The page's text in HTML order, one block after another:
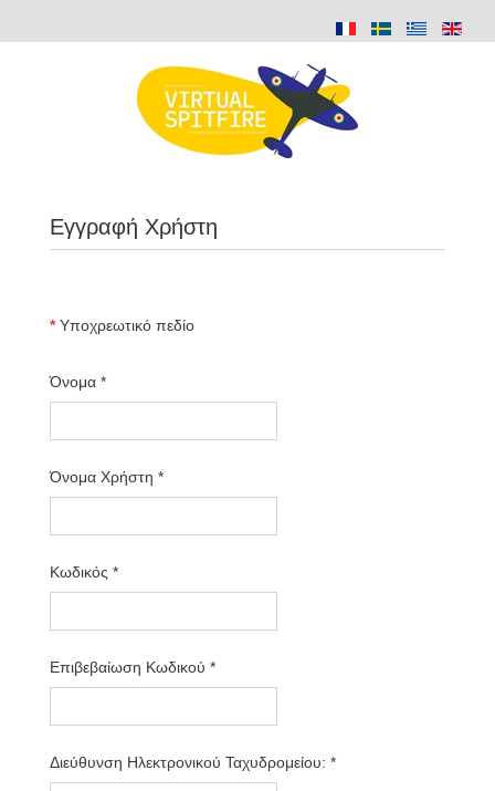
Εγγραφή Χρήστη
*Υποχρεωτικό πεδίο
Όνομα *
Όνομα Χρήστη *
Κωδικός *
Επιβεβαίωση Κωδικού *
Διεύθυνση Ηλεκτρονικού Ταχυδρομείου: *